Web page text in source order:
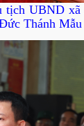
tịch UBND xã
Thánh Mẫu